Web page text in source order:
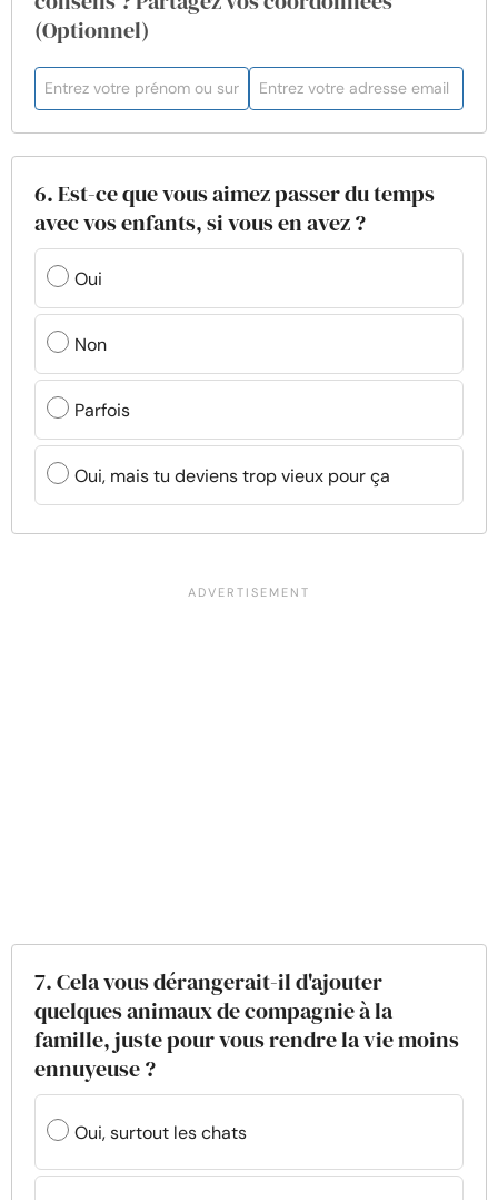
(Optionnel)
6. Est-ce que vous aimez passer du temps
avec vos enfants, si vous en avez ?
Oui
Non
Parfois
Oui, mais tu deviens trop vieux pour ça
7. Cela vous dérangerait-il d'ajouter
quelques animaux de compagnie à la
famille, juste pour vous rendre la vie moins
ennuyeuse ?
Oui, surtout les chats